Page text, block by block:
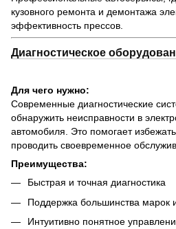
кузовного ремонта и демонтажа
эффективность прессов.
Диагностическое
Для чего нужно:
Современные диагностические
обнаружить неисправности в
автомобиля. Это помогает
проводить своевременное
Преимущества:
Быстрая и точная диагностика
Поддержка большинства марок
Интуитивно понятное